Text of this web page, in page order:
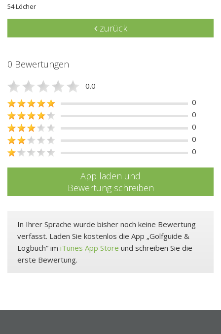
54 Löcher
zurück
0 Bewertungen
0.0
0
0
0
0
0
App laden und
Bewertung schreiben
In Ihrer Sprache wurde bisher noch keine Bewertung
verfasst. Laden Sie kostenlos die App „Golfguide &
Logbuch“ im iTunes App Store und schreiben Sie die
erste Bewertung.